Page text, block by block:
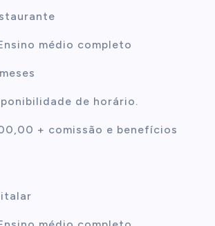
médio completo
de horário.
+ comissão e benefícios